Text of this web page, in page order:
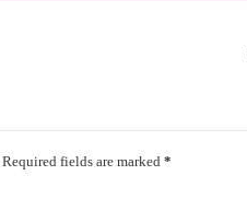
Required fields are marked *